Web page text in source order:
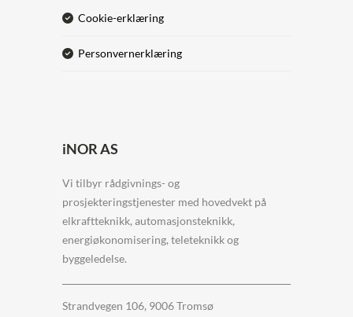
cookie-erklæring
personvernerklæring
iNOR AS
Vi tilbyr rådgivnings- og
prosjekteringstjenester med hovedvekt på
elkraftteknikk, automasjonsteknikk,
energiøkonomisering, teleteknikk og
byggeledelse.
Strandvegen 106, 9006 Tromsø